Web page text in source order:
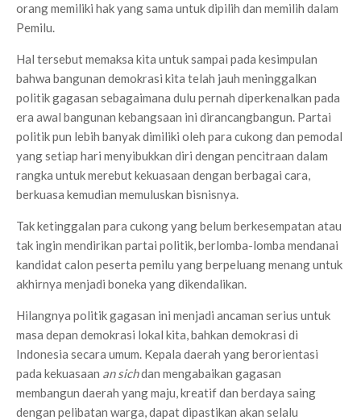
orang memiliki hak yang sama untuk dipilih dan memilih dalam
Pemilu.
Hal tersebut memaksa kita untuk sampai pada kesimpulan
bahwa bangunan demokrasi kita telah jauh meninggalkan
politik gagasan sebagaimana dulu pernah diperkenalkan pada
era awal bangunan kebangsaan ini dirancangbangun. Partai
politik pun lebih banyak dimiliki oleh para cukong dan pemodal
yang setiap hari menyibukkan diri dengan pencitraan dalam
rangka untuk merebut kekuasaan dengan berbagai cara,
berkuasa kemudian memuluskan bisnisnya.
Tak ketinggalan para cukong yang belum berkesempatan atau
tak ingin mendirikan partai politik, berlomba-lomba mendanai
kandidat calon peserta pemilu yang berpeluang menang untuk
akhirnya menjadi boneka yang dikendalikan.
Hilangnya politik gagasan ini menjadi ancaman serius untuk
masa depan demokrasi lokal kita, bahkan demokrasi di
Indonesia secara umum. Kepala daerah yang berorientasi
pada kekuasaan an sichdan mengabaikan gagasan
membangun daerah yang maju, kreatif dan berdaya saing
dengan pelibatan warga, dapat dipastikan akan selalu